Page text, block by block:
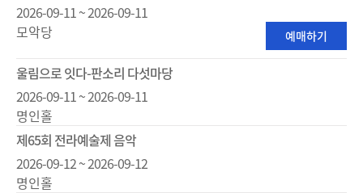
2026-09-11 ~ 2026-09-11
모악당
예매하기
울림으로 잇다-판소리 다섯마당
2026-09-11 ~ 2026-09-11
명인홀
제65회 전라예술제 음악
2026-09-12 ~ 2026-09-12
명인홀